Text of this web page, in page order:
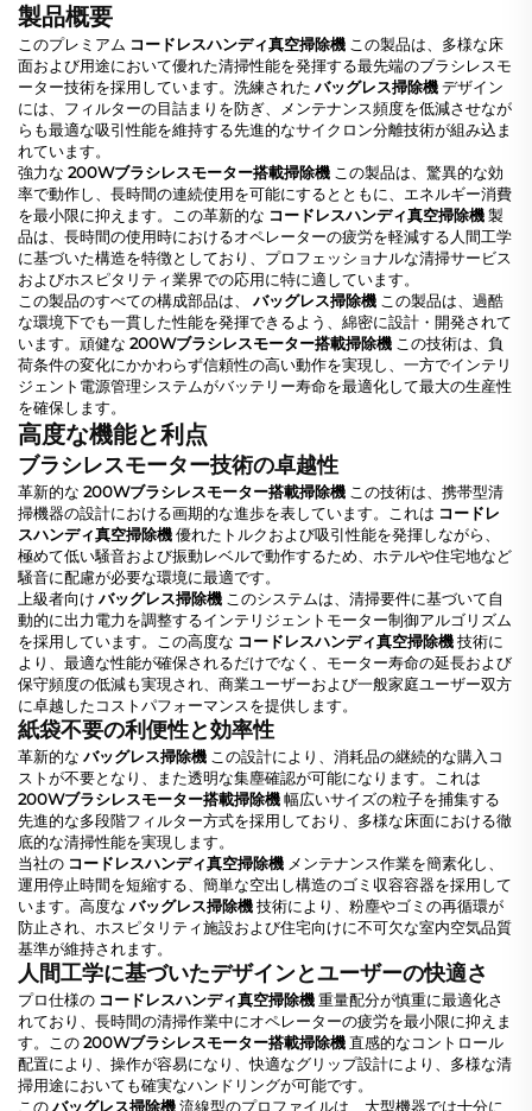
製品概要
このプレミアム コードレスハンディ真空掃除機 この製品は、多様な床
面および用途において優れた清掃性能を発揮する最先端のブラシレスモ
ーター技術を採用しています。洗練された バッグレス掃除機デザイン
には、フィルターの目詰まりを防ぎ、メンテナンス頻度を低減させなが
らも最適な吸引性能を維持する先進的なサイクロン分離技術が組み込ま
れています。
強力な 200Wブラシレスモーター搭載掃除機 この製品は、驚異的な効
率で動作し、長時間の連続使用を可能にするとともに、エネルギー消費
を最小限に抑えます。この革新的な コードレスハンディ真空掃除機製
品は、長時間の使用時におけるオペレーターの疲労を軽減する人間工学
に基づいた構造を特徴としており、プロフェッショナルな清掃サービス
およびホスピタリティ業界での応用に特に適しています。
この製品のすべての構成部品は、 バッグレス掃除機 この製品は、過酷
な環境下でも一貫した性能を発揮できるよう、綿密に設計・開発されて
います。頑健な 200Wブラシレスモーター搭載掃除機 この技術は、負
荷条件の変化にかかわらず信頼性の高い動作を実現し、一方でインテリ
ジェント電源管理システムがバッテリー寿命を最適化して最大の生産性
を確保します。
高度な機能と利点
ブラシレスモーター技術の卓越性
革新的な 200Wブラシレスモーター搭載掃除機 この技術は、携帯型清
掃機器の設計における画期的な進歩を表しています。これは コードレ
スハンディ真空掃除機優れたトルクおよび吸引性能を発揮しながら、
極めて低い騒音および振動レベルで動作するため、ホテルや住宅地など
騒音に配慮が必要な環境に最適です。
上級者向け バッグレス掃除機 このシステムは、清掃要件に基づいて自
動的に出力電力を調整するインテリジェントモーター制御アルゴリズム
を採用しています。この高度な コードレスハンディ真空掃除機技術に
より、最適な性能が確保されるだけでなく、モーター寿命の延長および
保守頻度の低減も実現され、商業ユーザーおよび一般家庭ユーザー双方
に卓越したコストパフォーマンスを提供します。
紙袋不要の利便性と効率性
革新的な バッグレス掃除機 この設計により、消耗品の継続的な購入コ
ストが不要となり、また透明な集塵確認が可能になります。これは
200Wブラシレスモーター搭載掃除機幅広いサイズの粒子を捕集する
先進的な多段階フィルター方式を採用しており、多様な床面における徹
底的な清掃性能を実現します。
当社の コードレスハンディ真空掃除機 メンテナンス作業を簡素化し、
運用停止時間を短縮する、簡単な空出し構造のゴミ収容容器を採用して
います。高度な バッグレス掃除機技術により、粉塵やゴミの再循環が
防止され、ホスピタリティ施設および住宅向けに不可欠な室内空気品質
基準が維持されます。
人間工学に基づいたデザインとユーザーの快適さ
プロ仕様の コードレスハンディ真空掃除機重量配分が慎重に最適化さ
れており、長時間の清掃作業中にオペレーターの疲労を最小限に抑えま
す。この200Wブラシレスモーター搭載掃除機直感的なコントロール
配置により、操作が容易になり、快適なグリップ設計により、多様な清
掃用途においても確実なハンドリングが可能です。
このバッグレス掃除機流線型のプロファイルは、大型機器では十分に